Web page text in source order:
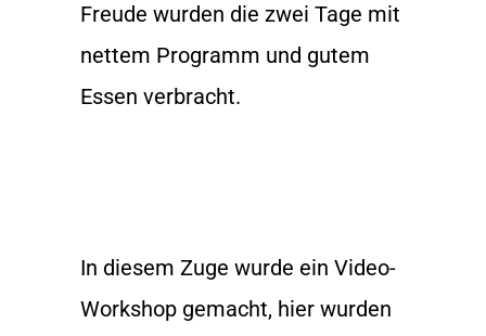
Freude wurden die zwei Tage mit
nettem Programm und gutem
Essen verbracht.
In diesem Zuge wurde ein Video-
Workshop gemacht, hier wurden